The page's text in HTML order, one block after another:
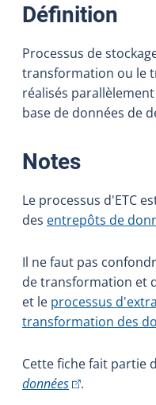
Définition
Processus de
transformation ou le
réalisés
base de données de
Notes:
Le processus d'ETC
des entrepôts de
Il ne faut pas
de transformation et
et le processus
transformation des
Cette fiche fait partie
données(Cet hyperlien
.